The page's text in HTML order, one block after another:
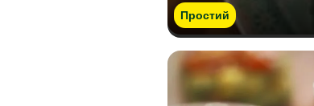
Простий